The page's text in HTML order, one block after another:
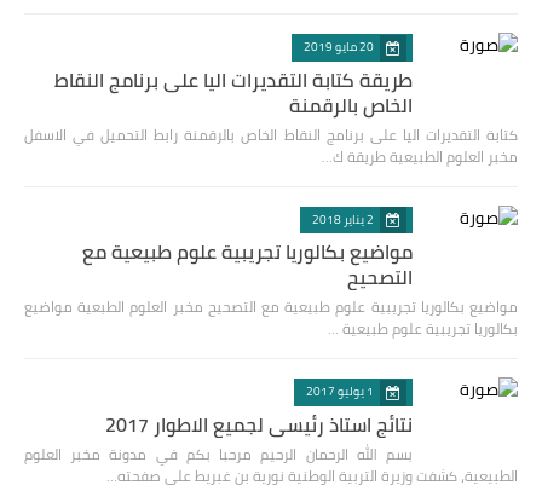
20 مايو 2019
طريقة كتابة التقديرات اليا على برنامج النقاط
الخاص بالرقمنة
كتابة التقديرات اليا على برنامج النقاط الخاص بالرقمنة رابط التحميل في الاسفل
مخبر العلوم الطبيعية طريقة ك…
2 يناير 2018
مواضيع بكالوريا تجريبية علوم طبيعية مع
التصحيح
مواضيع بكالوريا تجريبية علوم طبيعية مع التصحيح مخبر العلوم الطبعية مواضيع
بكالوريا تجريبية علوم طبيعية …
1 يوليو 2017
نتائج استاذ رئيسي لجميع الاطوار 2017
بسم الله الرحمان الرحيم مرحبا بكم في مدونة مخبر العلوم
الطبيعية، كشفت وزيرة التربية الوطنية نورية بن غبريط على صفحته…